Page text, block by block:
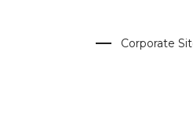
Corporate